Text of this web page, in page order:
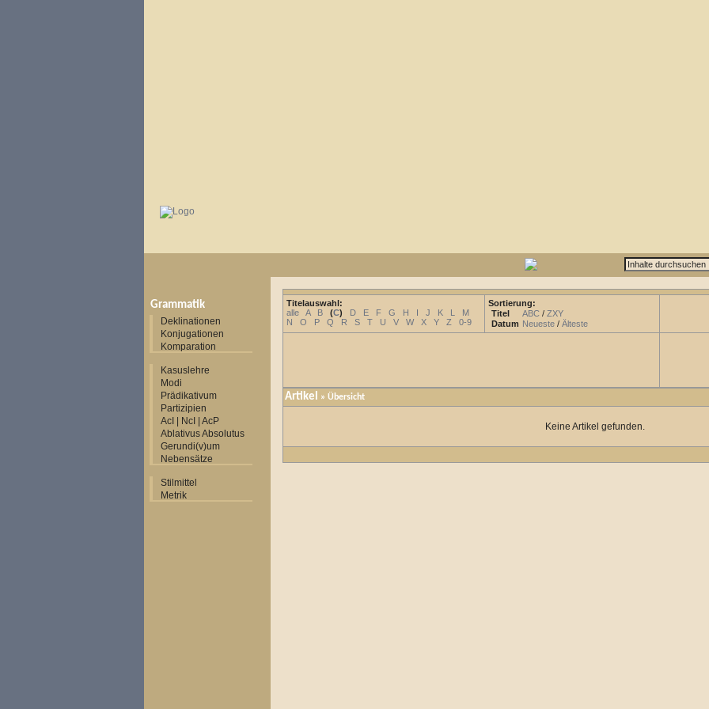
Grammatik
Deklinationen
Konjugationen
Komparation
Kasuslehre
Modi
Prädikativum
Partizipien
AcI | NcI | AcP
Ablativus Absolutus
Gerundi(v)um
Nebensätze
Stilmittel
Metrik
Titelauswahl:
alle
A B (C) D E F G H I J K L
M
N
O P Q R S T U V W X Y Z 0-9
Sortierung:
Titel
ABC / ZXY
Datum Neueste / Älteste
Artikel » Übersicht
Keine Artikel gefunden.